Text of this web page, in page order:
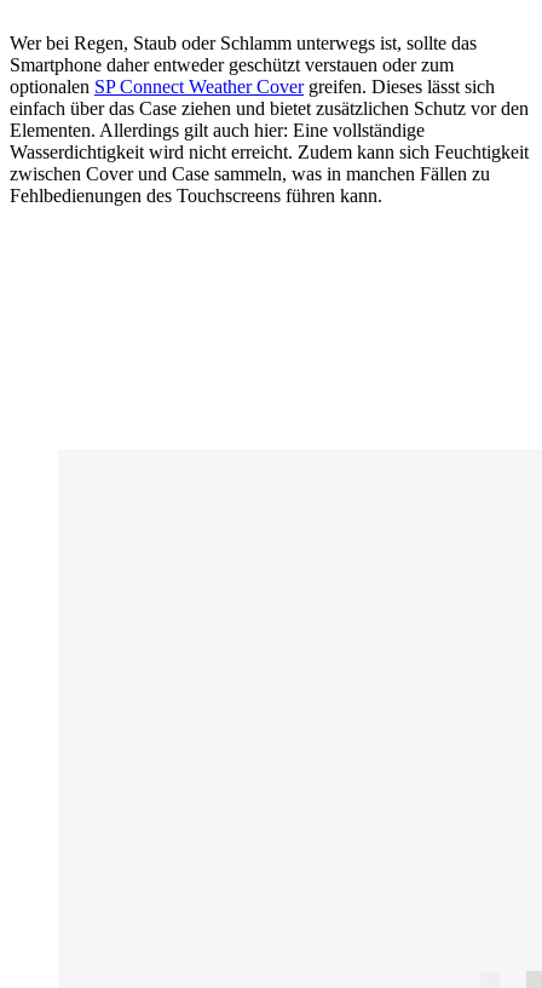
Wer bei Regen, Staub oder Schlamm unterwegs ist, sollte das
Smartphone daher entweder geschützt verstauen oder zum
optionalen SP Connect Weather Covergreifen. Dieses lässt sich
einfach über das Case ziehen und bietet zusätzlichen Schutz vor den
Elementen. Allerdings gilt auch hier: Eine vollständige
Wasserdichtigkeit wird nicht erreicht. Zudem kann sich Feuchtigkeit
zwischen Cover und Case sammeln, was in manchen Fällen zu
Fehlbedienungen des Touchscreens führen kann.